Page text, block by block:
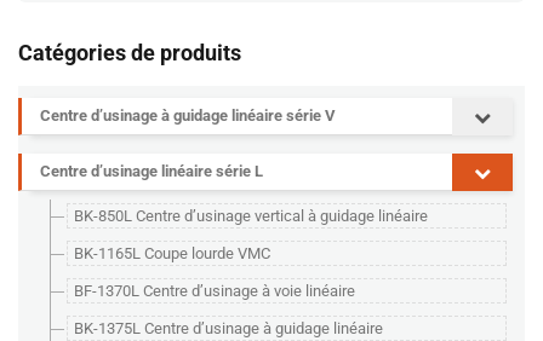
Catégories de produits
Centre d’usinage à guidage linéaire série V
Centre d’usinage linéaire série L
BK-850L Centre d’usinage vertical à guidage linéaire
BK-1165L Coupe lourde VMC
BF-1370L Centre d’usinage à voie linéaire
BK-1375L Centre d’usinage à guidage linéaire